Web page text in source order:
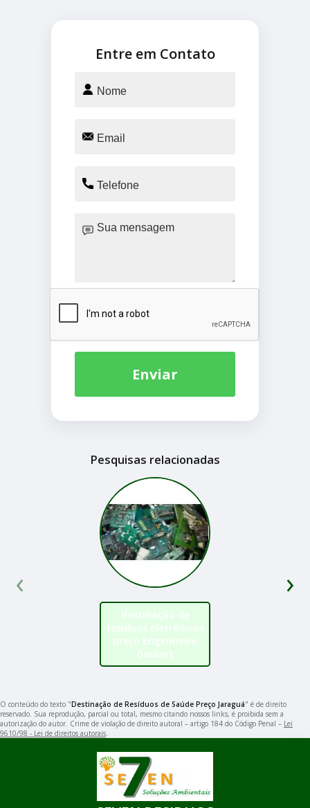
Entre em Contato
Enviar
Pesquisas relacionadas
destinação de
resíduos eletrônicos
preço Engenheiro
Goulart
‹ ›
O conteúdo do texto "Destinação de Resíduos de Saúde Preço Jaraguá" é de direito
reservado. Sua reprodução, parcial ou total, mesmo citando nossos links, é proibida sem a
autorização do autor. Crime de violação de direito autoral – artigo 184 do Código Penal – Lei
9610/98 - Lei de direitos autorais